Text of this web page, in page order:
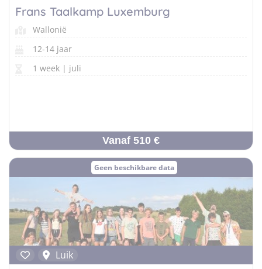
Frans Taalkamp Luxemburg
Wallonië
12-14 jaar
1 week | juli
Vanaf 510 €
Geen beschikbare data
Luik